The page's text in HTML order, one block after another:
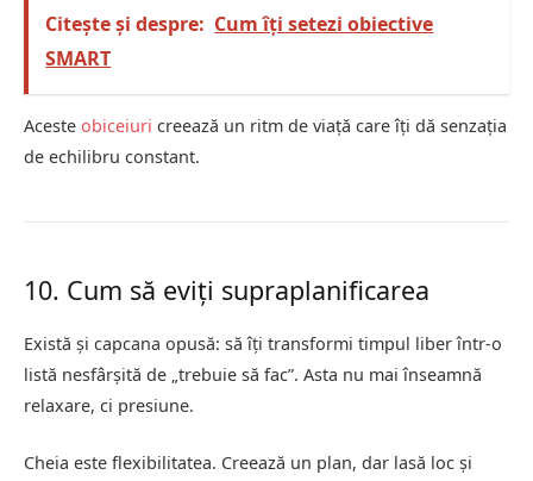
Citește și despre: Cum îți setezi obiective
SMART
Aceste obiceiuri creează un ritm de viață care îți dă senzația
de echilibru constant.
10. Cum să eviți supraplanificarea
Există și capcana opusă: să îți transformi timpul liber într-o
listă nesfârșită de „trebuie să fac”. Asta nu mai înseamnă
relaxare, ci presiune.
Cheia este flexibilitatea. Creează un plan, dar lasă loc și